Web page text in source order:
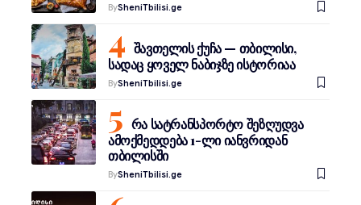
BySheniTbilisi.ge
შავთელის ქუჩა — თბილისი,
სადაც ყოველ ნაბიჯზე ისტორიაა
BySheniTbilisi.ge
რა სატრანსპორტო შეზღუდვა
ამოქმედდება 1-ლი იანვრიდან
თბილისში
BySheniTbilisi.ge